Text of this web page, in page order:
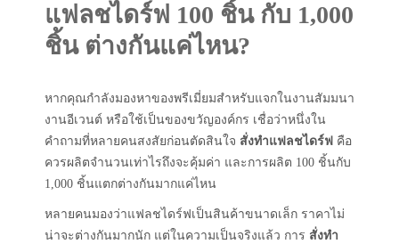
แฟลชไดร์ฟ 100 ชิ้น กับ 1,000
ชิ้น ต่างกันแค่ไหน?
หากคุณกำลังมองหาของพรีเมี่ยมสำหรับแจกในงานสัมมนา
งานอีเวนต์ หรือใช้เป็นของขวัญองค์กร เชื่อว่าหนึ่งใน
คำถามที่หลายคนสงสัยก่อนตัดสินใจ สั่งทำแฟลชไดร์ฟ คือ
ควรผลิตจำนวนเท่าไรถึงจะคุ้มค่า และการผลิต 100 ชิ้นกับ
1,000 ชิ้นแตกต่างกันมากแค่ไหน
หลายคนมองว่าแฟลชไดร์ฟเป็นสินค้าขนาดเล็ก ราคาไม่
น่าจะต่างกันมากนัก แต่ในความเป็นจริงแล้ว การ สั่งทำ